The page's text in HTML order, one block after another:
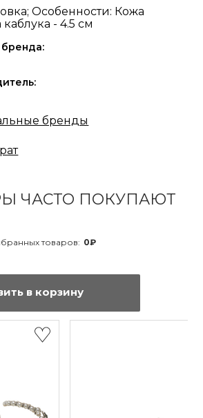
Особенности: Кожа
- 4.5 см
бренды
ЧАСТО ПОКУПАЮТ
товаров: 0₽
в корзину